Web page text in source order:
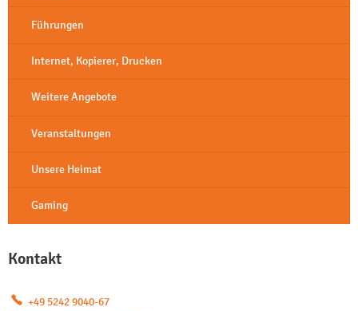
Führungen
Internet, Kopierer, Drucken
Weitere Angebote
Veranstaltungen
Unsere Heimat
Gaming
Kontakt
+49 5242 9040-67